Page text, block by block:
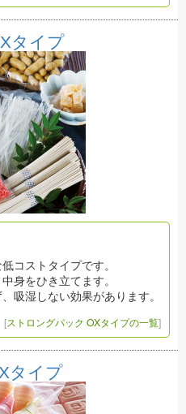
タイプ
コストタイプです。
身をひき立てます。
吸湿しない効果があります。
[ストロングパック OXタイプの一覧]
タイプ